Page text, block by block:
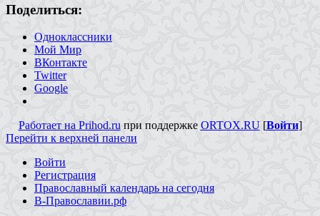
Поделиться:
Одноклассники
Мой Мир
ВКонтакте
Twitter
Google
Работает на Prihod.ruпри поддержке ORTOX.RU[Войти]
Перейти к верхней панели
Войти
Регистрация
Православный календарь на сегодня
В-Православии.рф